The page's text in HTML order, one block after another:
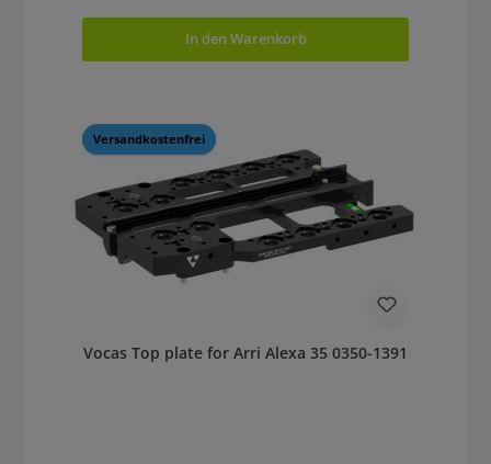
In den Warenkorb
Versandkostenfrei
Vocas Top plate for Arri Alexa 35 0350-1391